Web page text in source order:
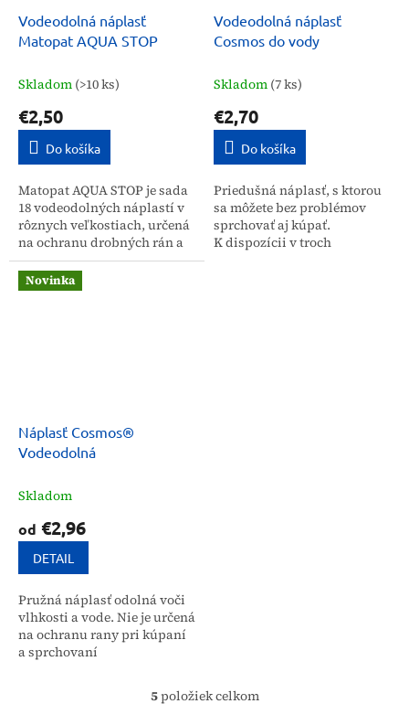
Vodeodolná náplasť
Matopat AQUA STOP
Skladom (>10 ks)
€2,50
Do košíka
Matopat AQUA STOP je sada
18 vodeodolných náplastí v
rôznych veľkostiach, určená
na ochranu drobných rán a
odrenín. Sú ideálne pre
miesta vystavené vlhkosti,
spoľahlivo chránia...
Vodeodolná náplasť
Cosmos do vody
Skladom (7 ks)
€2,70
Do košíka
Priedušná náplasť, s ktorou
sa môžete bez problémov
sprchovať aj kúpať.
K dispozícii v troch
Novinka
Náplasť Cosmos®
Vodeodolná
Skladom
od €2,96
DETAIL
Pružná náplasť odolná voči
vlhkosti a vode. Nie je určená
na ochranu rany pri kúpaní
a sprchovaní
O
5položiek celkom